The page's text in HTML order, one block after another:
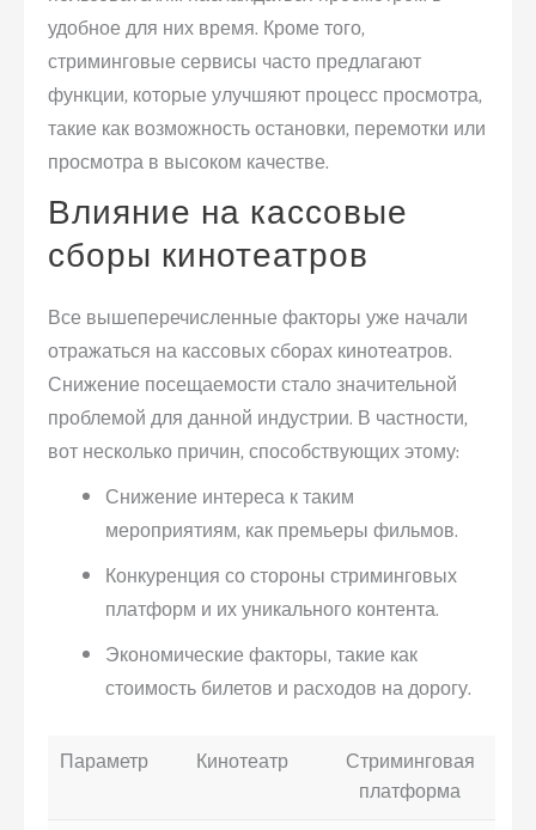
удобное для них время. Кроме того,
стриминговые сервисы часто предлагают
функции, которые улучшяют процесс просмотра,
такие как возможность остановки, перемотки или
просмотра в высоком качестве.
Влияние на кассовые
сборы кинотеатров
Все вышеперечисленные факторы уже начали
отражаться на кассовых сборах кинотеатров.
Снижение посещаемости стало значительной
проблемой для данной индустрии. В частности,
вот несколько причин, способствующих этому:
Снижение интереса к таким
мероприятиям, как премьеры фильмов.
Конкуренция со стороны стриминговых
платформ и их уникального контента.
Экономические факторы, такие как
стоимость билетов и расходов на дорогу.
Параметр Кинотеатр
Стриминговая
платформа